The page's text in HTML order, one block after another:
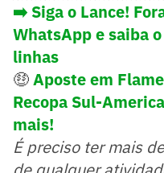
➡️ Siga o Lance!
WhatsApp e saiba
linhas
🤑Aposte em
Recopa Sul-
mais!
É preciso ter mais